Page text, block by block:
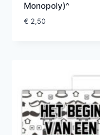
Monopoly)^
€ 2,50